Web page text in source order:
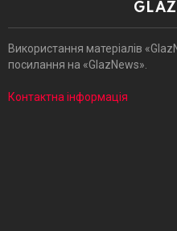
Використання матеріалів
посилання на «GlazNews».
Контактна інформація